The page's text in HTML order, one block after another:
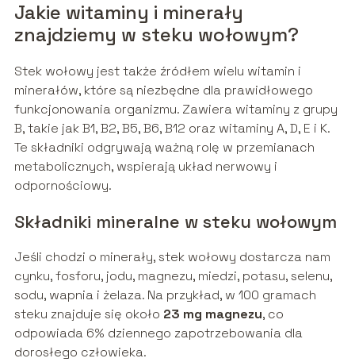
Jakie witaminy i minerały
znajdziemy w steku wołowym?
Stek wołowy jest także źródłem wielu witamin i
minerałów, które są niezbędne dla prawidłowego
funkcjonowania organizmu. Zawiera witaminy z grupy
B, takie jak B1, B2, B5, B6, B12 oraz witaminy A, D, E i K.
Te składniki odgrywają ważną rolę w przemianach
metabolicznych, wspierają układ nerwowy i
odpornościowy.
Składniki mineralne w steku wołowym
Jeśli chodzi o minerały, stek wołowy dostarcza nam
cynku, fosforu, jodu, magnezu, miedzi, potasu, selenu,
sodu, wapnia i żelaza. Na przykład, w 100 gramach
steku znajduje się około 23 mg magnezu, co
odpowiada 6% dziennego zapotrzebowania dla
dorosłego człowieka.